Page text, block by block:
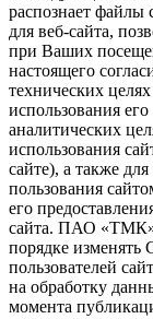
распознает файлы
для веб-сайта,
при Ваших
настоящего
технических
использования
аналитических
использования
сайте), а также
пользования
его
сайта. ПАО «ТМК»
порядке изменять
пользователей
на обработку
момента